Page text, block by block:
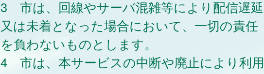
3 市は、回線やサーバ混雑等により配信遅延
又は未着となった場合において、一切の責任
を負わないものとします。
4 市は、本サービスの中断や廃止により利用